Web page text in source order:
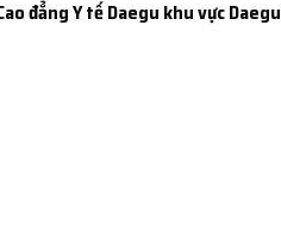
đẳng Y tế Daegu khu vực Daegu